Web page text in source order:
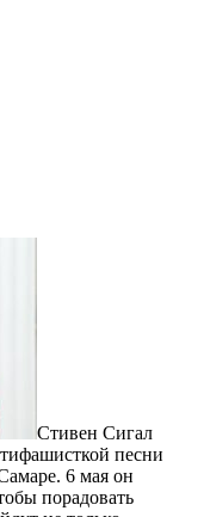
Стивен Сигал
песни
6 мая он
порадовать